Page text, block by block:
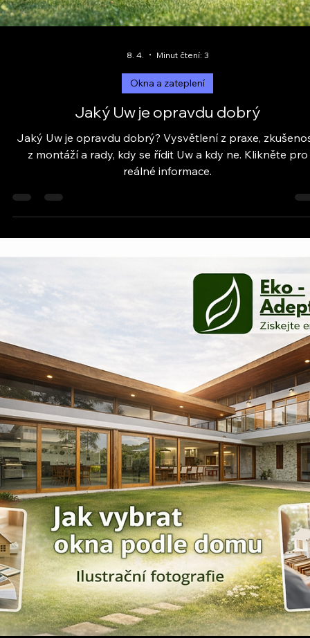
16. 4. Minut čtení: 3
Internorm okna a profily v praxi
Internorm okna a profily z praxe montážních firem. Co
opravdu funguje, na co si dát pozor a jak vybrat
řešení.